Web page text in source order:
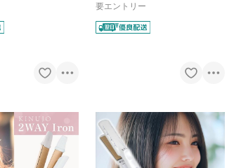
要エントリー